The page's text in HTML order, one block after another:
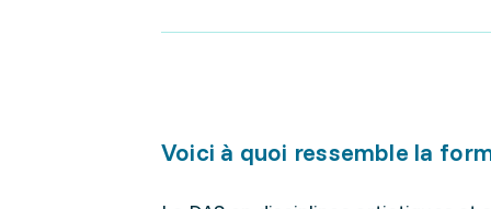
Voici à quoi ressemble la